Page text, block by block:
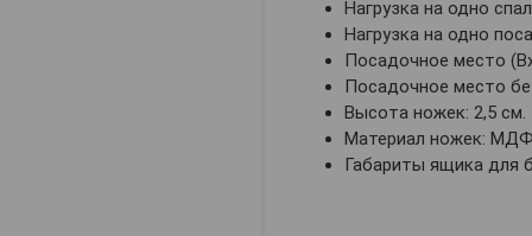
Нагрузка на одно
Нагрузка на одно
Посадочное место
Посадочное место
Высота ножек: 2,5 см.
Материал ножек:
Габариты ящика для